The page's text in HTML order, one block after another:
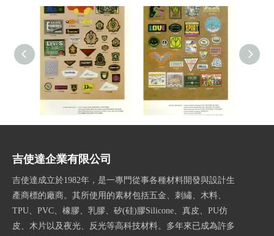
目錄M6 目錄M5
吉使達企業有限公司
吉使達成立於1982年，是一專門從事各種材料開發與設計生
產商標的廠商。其所使用的素材包括五金、刺繡、木料、
TPU、PVC、橡膠、乳膠、矽(硅)膠Silicone、真皮、PU仿
皮、木片以及夜光、反光等高科技材料。多年來已成為許多